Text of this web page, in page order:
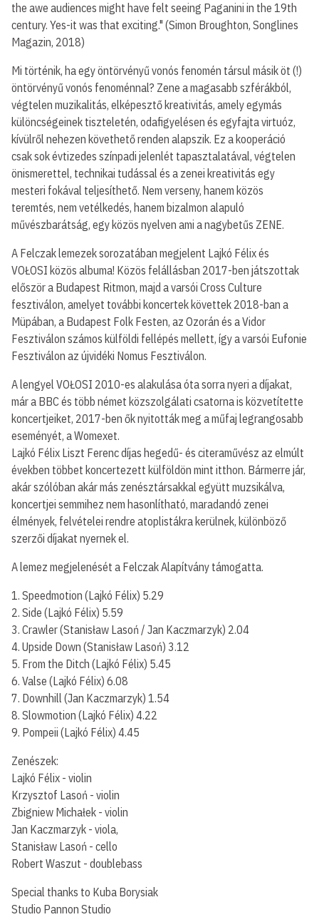
the awe audiences might have felt seeing Paganini in the 19th
century. Yes-it was that exciting." (Simon Broughton, Songlines
Magazin, 2018)
Mi történik, ha egy öntörvényű vonós fenomén társul másik öt (!)
öntörvényű vonós fenoménnal? Zene a magasabb szférákból,
végtelen muzikalitás, elképesztő kreativitás, amely egymás
különcségeinek tiszteletén, odafigyelésen és egyfajta virtuóz,
kívülről nehezen követhető renden alapszik. Ez a kooperáció
csak sok évtizedes színpadi jelenlét tapasztalatával, végtelen
önismerettel, technikai tudással és a zenei kreativitás egy
mesteri fokával teljesíthető. Nem verseny, hanem közös
teremtés, nem vetélkedés, hanem bizalmon alapuló
művészbarátság, egy közös nyelven ami a nagybetűs ZENE.
A Felczak lemezek sorozatában megjelent Lajkó Félix és
VOŁOSI közös albuma! Közös felállásban 2017-ben játszottak
először a Budapest Ritmon, majd a varsói Cross Culture
fesztiválon, amelyet további koncertek követtek 2018-ban a
Müpában, a Budapest Folk Festen, az Ozorán és a Vidor
Fesztiválon számos külföldi fellépés mellett, így a varsói Eufonie
Fesztiválon az újvidéki Nomus Fesztiválon.
A lengyel VOŁOSI 2010-es alakulása óta sorra nyeri a díjakat,
már a BBC és több német közszolgálati csatorna is közvetítette
koncertjeiket, 2017-ben ők nyitották meg a műfaj legrangosabb
eseményét, a Womexet.
Lajkó Félix Liszt Ferenc díjas hegedű- és citeraművész az elmúlt
években többet koncertezett külföldön mint itthon. Bármerre jár,
akár szólóban akár más zenésztársakkal együtt muzsikálva,
koncertjei semmihez nem hasonlítható, maradandó zenei
élmények, felvételei rendre atoplistákra kerülnek, különböző
szerzői díjakat nyernek el.
A lemez megjelenését a Felczak Alapítvány támogatta.
1. Speedmotion (Lajkó Félix) 5.29
2. Side (Lajkó Félix) 5.59
3. Crawler (Stanisław Lasoń / Jan Kaczmarzyk) 2.04
4. Upside Down (Stanisław Lasoń) 3.12
5. From the Ditch (Lajkó Félix) 5.45
6. Valse (Lajkó Félix) 6.08
7. Downhill (Jan Kaczmarzyk) 1.54
8. Slowmotion (Lajkó Félix) 4.22
9. Pompeii (Lajkó Félix) 4.45
Zenészek:
Lajkó Félix - violin
Krzysztof Lasoń - violin
Zbigniew Michałek - violin
Jan Kaczmarzyk - viola,
Stanisław Lasoń - cello
Robert Waszut - doublebass
Special thanks to Kuba Borysiak
Studio Pannon Studio